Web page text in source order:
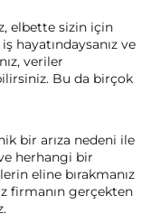
elbette sizin için
hayatındaysanız ve
veriler
Bu da birçok
bir arıza nedeni ile
herhangi bir
eline bırakmanız
firmanın gerçekten